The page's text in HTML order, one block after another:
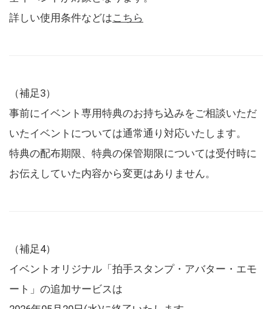
詳しい使用条件などはこちら
（補足3）
事前にイベント専用特典のお持ち込みをご相談いただ
いたイベントについては通常通り対応いたします。
特典の配布期限、特典の保管期限については受付時に
お伝えしていた内容から変更はありません。
（補足4）
イベントオリジナル「拍手スタンプ・アバター・エモ
ート」の追加サービスは